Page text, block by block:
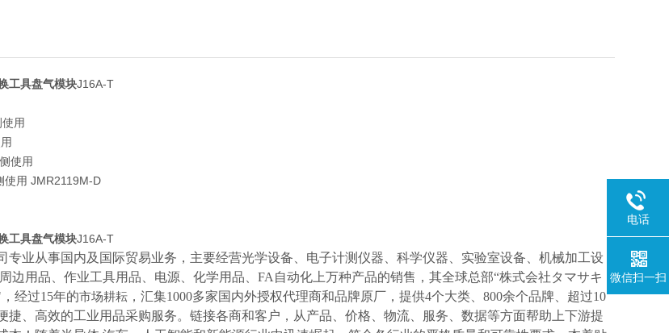
工具盘气模块J16A-T
用
使用
使用 JMR2119M-D
工具盘气模块J16A-T
专业从事国内及国际贸易业务，主要经营光学设备、电子计测仪器、科学仪器、实验室设备、机械加工设
边用品、作业工具用品、电源、化学用品、FA自动化上万种产品的销售，其全球总部“株式会社タマサキ
经过15年的市场耕耘 ，汇集1000多家国内外授权代理商和品牌原厂，提供4个大类、800余个品牌、超过10
捷、高效的工业用品采购服务。链接各商和客户，从产品、价格、物流、服务、数据等方面帮助上下游提
电话
微信扫一扫